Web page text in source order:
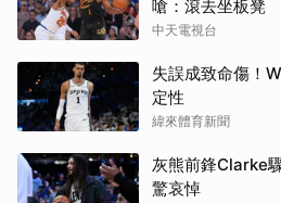
嗆：滾去坐板凳
中天電視台
失誤成致命傷！
定性
緯來體育新聞
灰熊前鋒Clarke
驚哀悼